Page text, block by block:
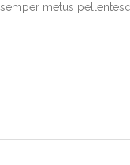
semper metus